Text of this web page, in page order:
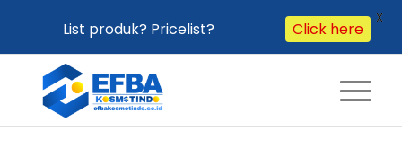
List produk? Pricelist? Click here
X